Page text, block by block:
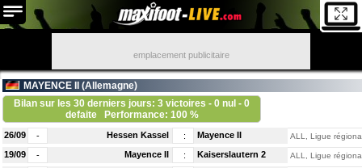
emplacement publicitaire
MAYENCE II (Allemagne)
Bilan sur les 30 derniers jours: 3 victoires - 0 nul - 0
defaite
Performance: 100 %
26/09 - Hessen Kassel : Mayence II ALL, Ligue
19/09 - Mayence II : Kaiserslautern 2 ALL, Ligue